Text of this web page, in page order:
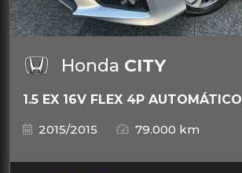
Honda CITY
1.5 EX 16V FLEX 4P AUTOMÁTICO
2015/2015
79.000 km